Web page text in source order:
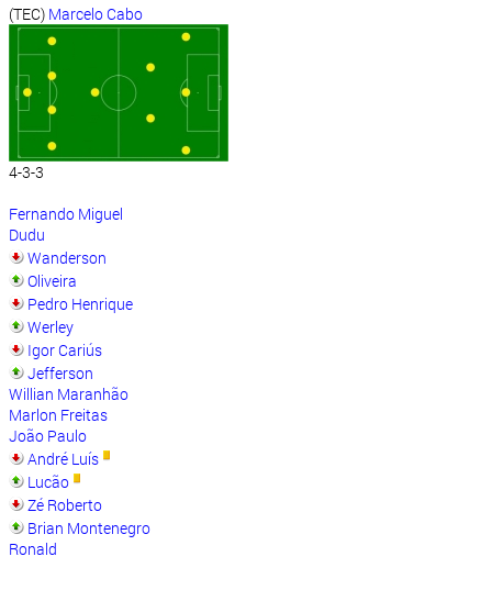
(TEC) Marcelo Cabo
4-3-3
Fernando Miguel
Dudu
Wanderson
Oliveira
Pedro Henrique
Werley
Igor Cariús
Jefferson
Willian Maranhão
Marlon Freitas
João Paulo
André Luís
Lucão
Zé Roberto
Brian Montenegro
Ronald